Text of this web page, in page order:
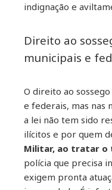
indignação e
Direito ao
municipais e
O direito ao
e federais, mas nas
a lei não tem sido
ilícitos e por quem
Militar, ao tratar o
polícia que precisa
exigem pronta